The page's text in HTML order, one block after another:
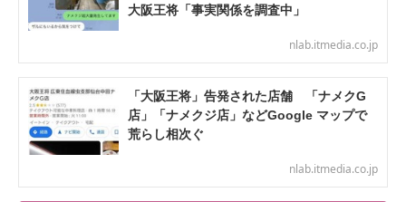
大阪王将「事実関係を調査中」
nlab.itmedia.co.jp
「大阪王将」告発された店舗 「ナメクG
店」「ナメクジ店」などGoogle マップで
荒らし相次ぐ
nlab.itmedia.co.jp